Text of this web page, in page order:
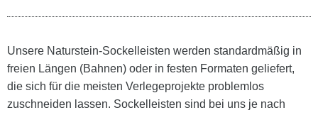
Unsere Naturstein-Sockelleisten werden standardmäßig in
freien Längen (Bahnen) oder in festen Formaten geliefert,
die sich für die meisten Verlegeprojekte problemlos
zuschneiden lassen. Sockelleisten sind bei uns je nach